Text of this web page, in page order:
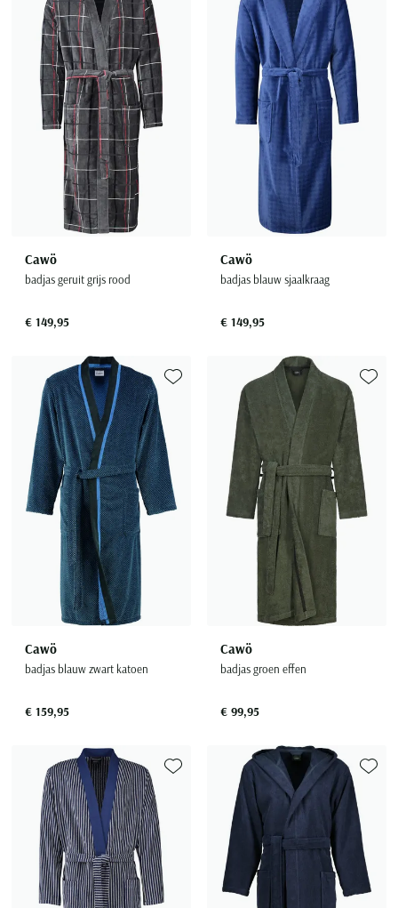
Cawö
badjas geruit grijs rood
€ 149,95
Toevoegen aan favorieten
Cawö
badjas blauw sjaalkraag
€ 149,95
Cawö
badjas blauw zwart katoen
€ 159,95
Toevoegen aan favorieten
Cawö
badjas groen effen
€ 99,95
Toevoegen aan favorieten